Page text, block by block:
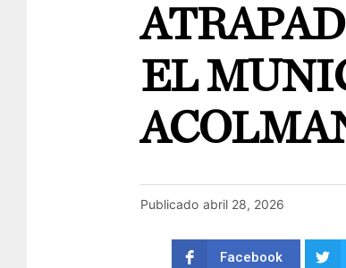
EL
Publicado abril 28, 2026
Facebook